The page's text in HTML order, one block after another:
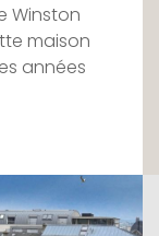
Winston
maison
années
d'une
elle a su